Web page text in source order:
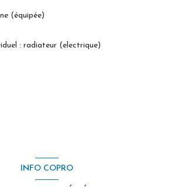
(équipée)
: radiateur (electrique)
INFO COPRO